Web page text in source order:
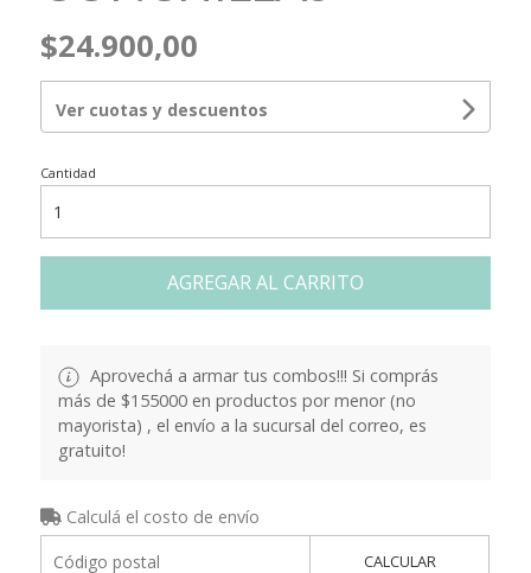
$24.900,00
Ver cuotas y descuentos
Cantidad
AGREGAR AL CARRITO
Aprovechá a armar tus combos!!! Si comprás
más de $155000 en productos por menor (no
mayorista) , el envío a la sucursal del correo, es
gratuito!
Calculá el costo de envío
CALCULAR